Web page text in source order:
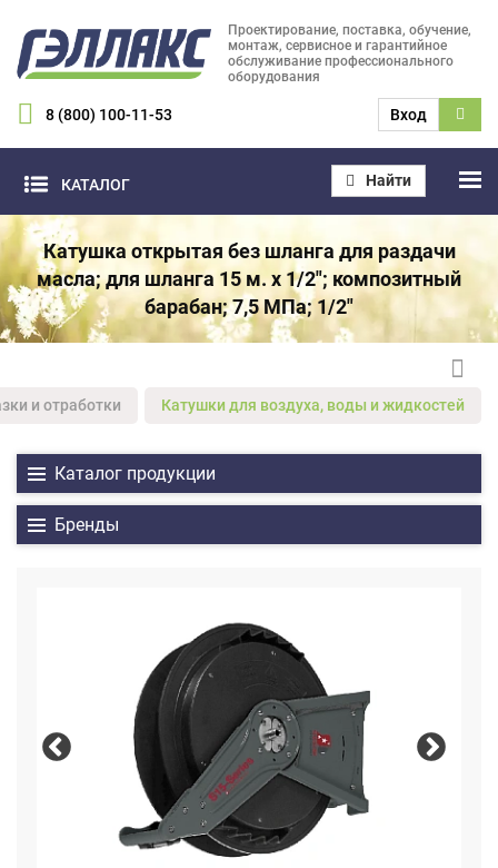
Проектирование, поставка, обучение,
монтаж, сервисное и гарантийное
обслуживание профессионального
оборудования
8 (800) 100-11-53 Вход
КАТАЛОГ Найти
Катушка открытая без шланга для раздачи
масла; для шланга 15 м. х 1/2"; композитный
барабан; 7,5 МПа; 1/2"
и отработки Катушки для воздуха, воды и жидкостей
Каталог продукции
Бренды